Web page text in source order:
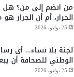
b
e
من انضم إلى من؟ هل
الجرار، أم أن الجرار
25 يوليو، 2026
لجنة بلا نساء… أي
الوطني للصحافة أن
25 يوليو، 2026